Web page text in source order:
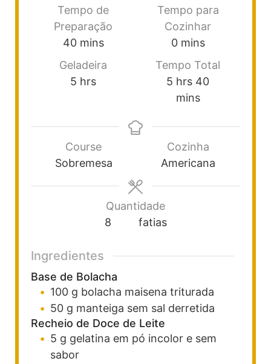
Tempo de
Preparação
40 mins
Tempo para
Cozinhar
0 mins
Geladeira
5 hrs
Tempo Total
5 hrs 40
mins
Course
Sobremesa
Cozinha
Americana
Quantidade
8
fatias
Ingredientes
Base de Bolacha
100 g bolacha maisena triturada
50 g manteiga sem sal derretida
Recheio de Doce de Leite
5 g gelatina em pó incolor e sem
sabor